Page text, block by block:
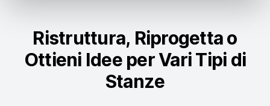
Ristruttura, Riprogetta o
Ottieni Idee per Vari Tipi di
Stanze